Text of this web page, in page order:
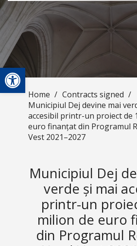
Open toolbar
Home / Contracts signed /
Municipiul Dej devine mai
accesibil printr-un proiect de
euro finanțat din Programul
Vest 2021–2027
Municipiul Dej
verde și mai
printr-un
milion de euro
din Programul